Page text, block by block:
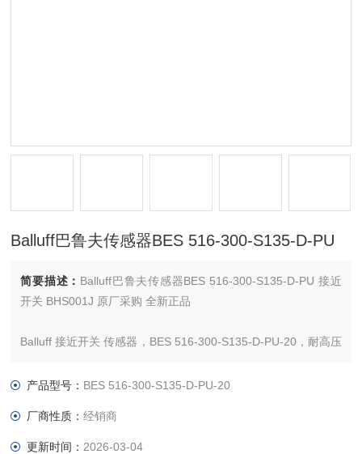
Balluff巴鲁夫传感器BES 516-300-S135-D-PU
简要描述： Balluff巴鲁夫传感器BES 516-300-S135-D-PU 接近
开关 BHS001J 原厂采购 全新正品
Balluff 接近开关 传感器，BES 516-300-S135-D-PU-20，耐高压
产品型号： BES 516-300-S135-D-PU-20
厂商性质：经销商
更新时间： 2026-03-04